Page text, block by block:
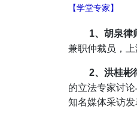
【学堂专家】
1、胡泉律
兼职仲裁员，上
2、洪桂彬
的立法专家讨
知名媒体采访发